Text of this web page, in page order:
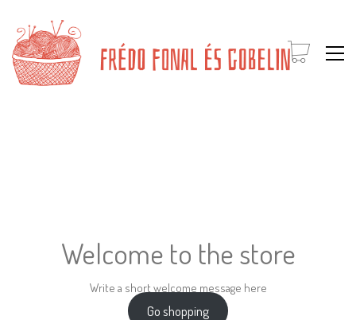
Welcome to the store
Write a short welcome message here
Go shopping